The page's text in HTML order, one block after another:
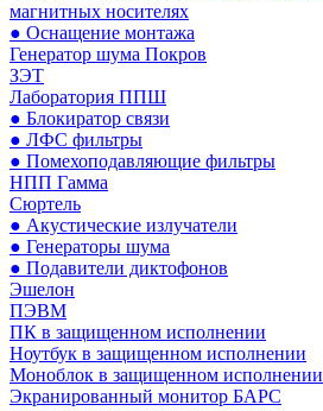
магнитных носителях
● Оснащение монтажа
Генератор шума Покров
ЗЭТ
Лаборатория ППШ
● Блокиратор связи
● ЛФС фильтры
● Помехоподавляющие фильтры
НПП Гамма
Сюртель
● Акустические излучатели
● Генераторы шума
● Подавители диктофонов
Эшелон
ПЭВМ
ПК в защищенном исполнении
Ноутбук в защищенном исполнении
Моноблок в защищенном исполнении
Экранированный монитор БАРС